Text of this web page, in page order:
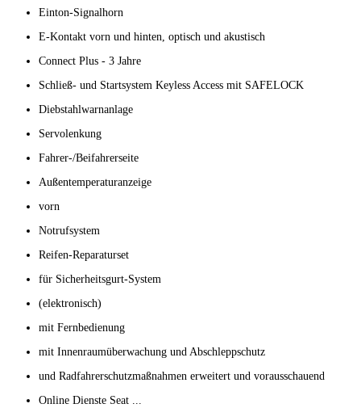
Einton-Signalhorn
E-Kontakt vorn und hinten, optisch und akustisch
Connect Plus - 3 Jahre
Schließ- und Startsystem Keyless Access mit SAFELOCK
Diebstahlwarnanlage
Servolenkung
Fahrer-/Beifahrerseite
Außentemperaturanzeige
vorn
Notrufsystem
Reifen-Reparaturset
für Sicherheitsgurt-System
(elektronisch)
mit Fernbedienung
mit Innenraumüberwachung und Abschleppschutz
und Radfahrerschutzmaßnahmen erweitert und vorausschauend
Online Dienste Seat ...